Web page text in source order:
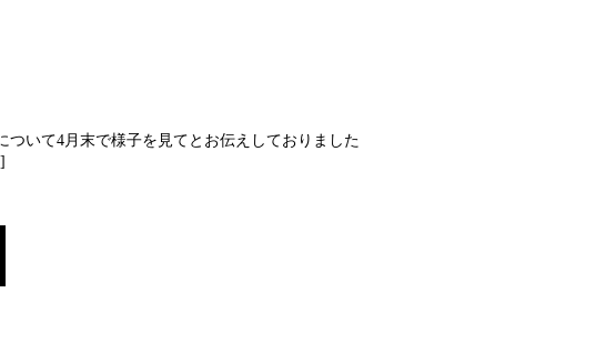
いて4月末で様子を見てとお伝えしておりました